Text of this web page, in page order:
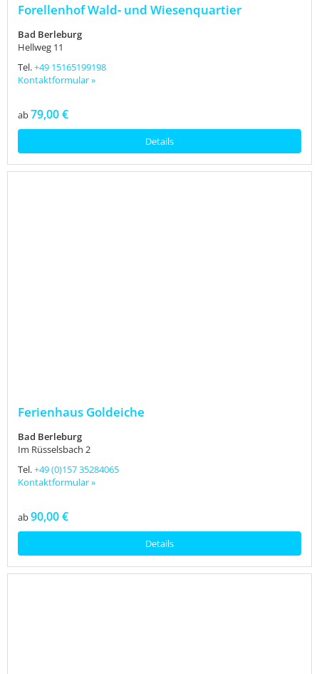
Forellenhof Wald- und Wiesenquartier
Bad Berleburg
Hellweg 11
Tel.+49 15165199198
Kontaktformular »
ab79,00 €
Details
Ferienhaus Goldeiche
Bad Berleburg
Im Rüsselsbach 2
Tel.+49 (0)157 35284065
Kontaktformular »
ab90,00 €
Details